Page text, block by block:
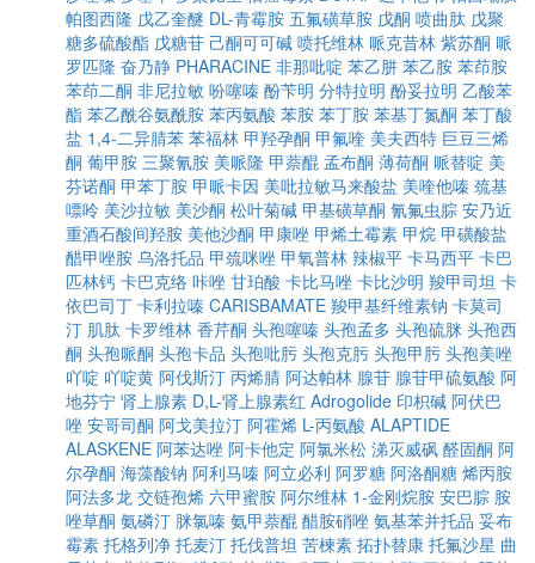
帕图西隆 戊乙奎醚 DL-青霉胺 五氟磺草胺 戊酮 喷曲肽 戊聚
糖多硫酸酯 戊糖苷 己酮可可碱 喷托维林 哌克昔林 紫苏酮 哌
罗匹隆 奋乃静 PHARACINE 非那吡啶 苯乙肼 苯乙胺 苯茚胺
苯茚二酮 非尼拉敏 吩噻嗪 酚苄明 分特拉明 酚妥拉明 乙酸苯
酯 苯乙酰谷氨酰胺 苯丙氨酸 苯胺 苯丁胺 苯基丁氮酮 苯丁酸
盐 1,4-二异腈苯 苯福林 甲羟孕酮 甲氟喹 美夫西特 巨豆三烯
酮 葡甲胺 三聚氰胺 美哌隆 甲萘醌 孟布酮 薄荷酮 哌替啶 美
芬诺酮 甲苯丁胺 甲哌卡因 美吡拉敏马来酸盐 美喹他嗪 巯基
嘌呤 美沙拉敏 美沙酮 松叶菊碱 甲基磺草酮 氰氟虫腙 安乃近
重酒石酸间羟胺 美他沙酮 甲康唑 甲烯土霉素 甲烷 甲磺酸盐
醋甲唑胺 乌洛托品 甲巯咪唑 甲氧普林 辣椒平 卡马西平 卡巴
匹林钙 卡巴克络 咔唑 甘珀酸 卡比马唑 卡比沙明 羧甲司坦 卡
依巴司丁 卡利拉嗪 CARISBAMATE 羧甲基纤维素钠 卡莫司
汀 肌肽 卡罗维林 香芹酮 头孢噻嗪 头孢孟多 头孢硫脒 头孢西
酮 头孢哌酮 头孢卡品 头孢吡肟 头孢克肟 头孢甲肟 头孢美唑
吖啶 吖啶黄 阿伐斯汀 丙烯腈 阿达帕林 腺苷 腺苷甲硫氨酸 阿
地芬宁 肾上腺素 D,L-肾上腺素红 Adrogolide 印枳碱 阿伏巴
唑 安哥司酮 阿戈美拉汀 阿霍烯 L-丙氨酸 ALAPTIDE
ALASKENE 阿苯达唑 阿卡他定 阿氯米松 涕灭威砜 醛固酮 阿
尔孕酮 海藻酸钠 阿利马嗪 阿立必利 阿罗糖 阿洛酮糖 烯丙胺
阿法多龙 交链孢烯 六甲蜜胺 阿尔维林 1-金刚烷胺 安巴腙 胺
唑草酮 氨磷汀 脒氯嗪 氨甲萘醌 醋胺硝唑 氨基苯并托品 妥布
霉素 托格列净 托麦汀 托伐普坦 苦楝素 拓扑替康 托氟沙星 曲